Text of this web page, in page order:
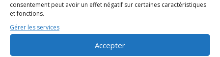
consentement peut avoir un effet négatif sur certaines caractéristiques
et fonctions.
Gérer les services
Accepter
L’évaluation finale se déroule à l’issue des 6 mois de
formation et comprend :
Mise en situation professionnelle : animation d’une
séance complète de Pole Dance (30/45 minutes)